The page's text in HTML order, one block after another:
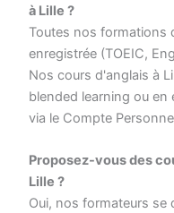
à Lille ?
Toutes nos formations
enregistrée (TOEIC,
Nos cours d'anglais à
blended learning ou
via le Compte
Proposez-vous des
Lille ?
Oui, nos formateurs se